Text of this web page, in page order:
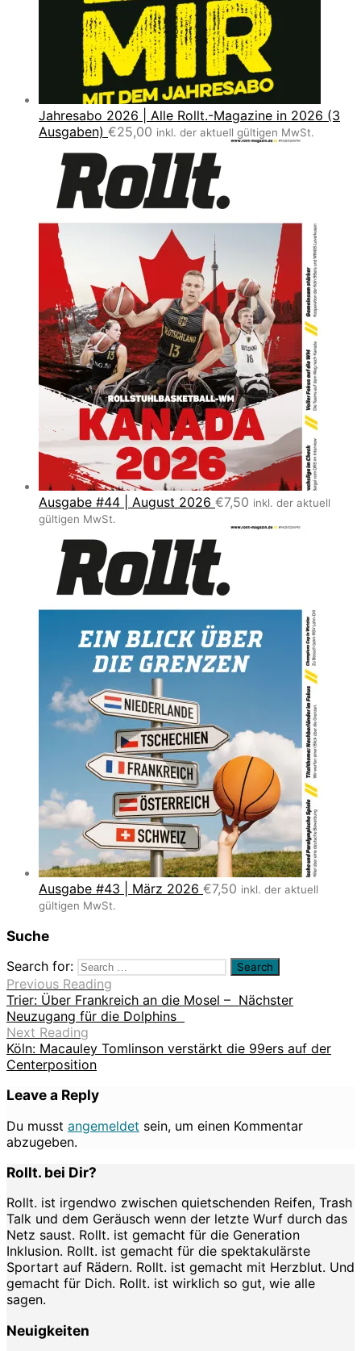
Jahresabo 2026 | Alle Rollt.-Magazine in 2026 (3
Ausgaben) €25,00 inkl. der aktuell gültigen MwSt.
Ausgabe #44 | August 2026 €7,50 inkl. der aktuell
gültigen MwSt.
Ausgabe #43 | März 2026 €7,50 inkl. der aktuell
gültigen MwSt.
Suche
Search for:
Previous Reading
Trier: Über Frankreich an die Mosel – Nächster
Neuzugang für die Dolphins
Next Reading
Köln: Macauley Tomlinson verstärkt die 99ers auf der
Centerposition
Leave a Reply
Du musst angemeldet sein, um einen Kommentar
abzugeben.
Rollt. bei Dir?
Rollt. ist irgendwo zwischen quietschenden Reifen, Trash
Talk und dem Geräusch wenn der letzte Wurf durch das
Netz saust. Rollt. ist gemacht für die Generation
Inklusion. Rollt. ist gemacht für die spektakulärste
Sportart auf Rädern. Rollt. ist gemacht mit Herzblut. Und
gemacht für Dich. Rollt. ist wirklich so gut, wie alle
sagen.
Neuigkeiten